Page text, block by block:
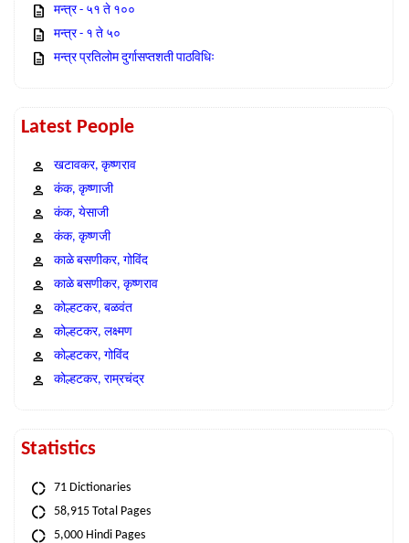
मन्त्र - ५१ ते १००
मन्त्र - १ ते ५०
मन्त्र प्रतिलोम दुर्गासप्तशती पाठविधिः
Latest People
खटावकर, कृष्णराव
कंक, कृष्णाजी
कंक, येसाजी
कंक, कृष्णजी
काळे बसणीकर, गोविंद
काळे बसणीकर, कृष्णराव
कोल्हटकर, बळवंत
कोल्हटकर, लक्ष्मण
कोल्हटकर, गोविंद
कोल्हटकर, राम्रचंद्र
Statistics
71 Dictionaries
58,915 Total Pages
5,000 Hindi Pages